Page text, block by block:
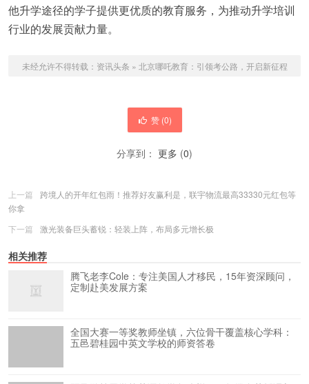
他升学途径的学子提供更优质的教育服务，为推动升学培训
行业的发展贡献力量。
未经允许不得转载： 资讯头条 » 北京哪吒教育：引领考公路，开启新征程
赞 (0)
分享到： 更多 (0)
上一篇
跨境人的开年红包雨！推荐好友赢利是，联宇物流最高33330元红包等
你拿
下一篇
激光装备巨头蓄锐：轻装上阵，布局多元增长极
相关推荐
腾飞老李Cole：专注美国人才移民，15年资深顾问，
定制赴美发展方案
全国大赛一等奖教师坐镇，六位骨干覆盖核心学科：
五邑碧桂园中英文学校的师资答卷